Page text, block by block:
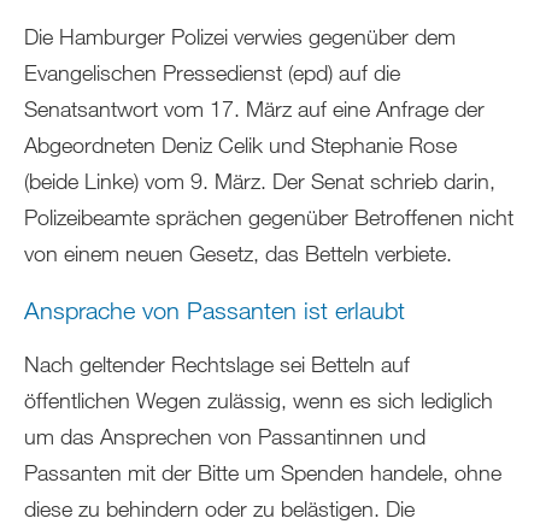
Die Hamburger Polizei verwies gegenüber dem
Evangelischen Pressedienst (epd) auf die
Senatsantwort vom 17. März auf eine Anfrage der
Abgeordneten Deniz Celik und Stephanie Rose
(beide Linke) vom 9. März. Der Senat schrieb darin,
Polizeibeamte sprächen gegenüber Betroffenen nicht
von einem neuen Gesetz, das Betteln verbiete.
Ansprache von Passanten ist erlaubt
Nach geltender Rechtslage sei Betteln auf
öffentlichen Wegen zulässig, wenn es sich lediglich
um das Ansprechen von Passantinnen und
Passanten mit der Bitte um Spenden handele, ohne
diese zu behindern oder zu belästigen. Die